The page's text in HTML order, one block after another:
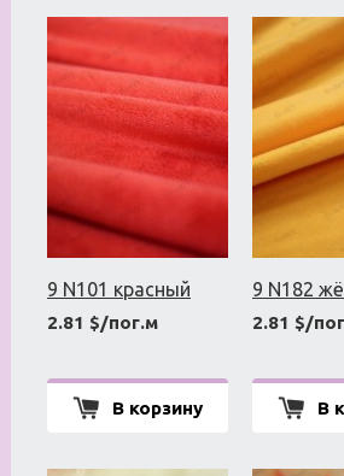
9 N101 красный
2.81 $/пог.м
В корзину
9 N182
2.81 $/
В